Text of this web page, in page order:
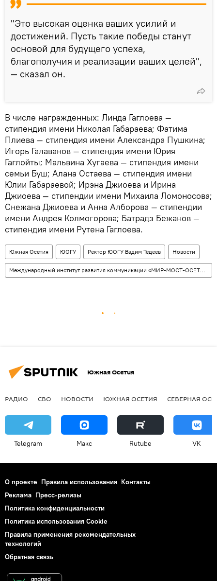
"Это высокая оценка ваших усилий и
достижений. Пусть такие победы станут
основой для будущего успеха,
благополучия и реализации ваших целей",
— сказал он.
В числе награжденных: Линда Гаглоева —
стипендия имени Николая Габараева; Фатима
Плиева — стипендия имени Александра Пушкина;
Игорь Галаванов — стипендия имени Юрия
Гаглойты; Мальвина Хугаева — стипендия имени
семьи Буш; Алана Остаева — стипендия имени
Юлии Габараевой; Ирэна Джиоева и Ирина
Джиоева — стипендии имени Михаила Ломоносова;
Снежана Джиоева и Анна Алборова — стипендии
имени Андрея Колмогорова; Батрадз Бежанов —
стипендия имени Рутена Гаглоева.
Южная Осетия ЮОГУ Ректор ЮОГУ Вадим Тедеев Новости
Международный институт развития коммуникации «МИР-МОСТ-ОСЕТИЯ»
Южная Осетия
РАДИО СВО НОВОСТИ ЮЖНАЯ ОСЕТИЯ СЕВЕРНАЯ
Telegram Макс Rutube VK
О проекте Правила использования Контакты
Реклама Пресс-релизы
Политика конфиденциальности
Политика использования Cookie
Правила применения рекомендательных
технологий
Обратная связь